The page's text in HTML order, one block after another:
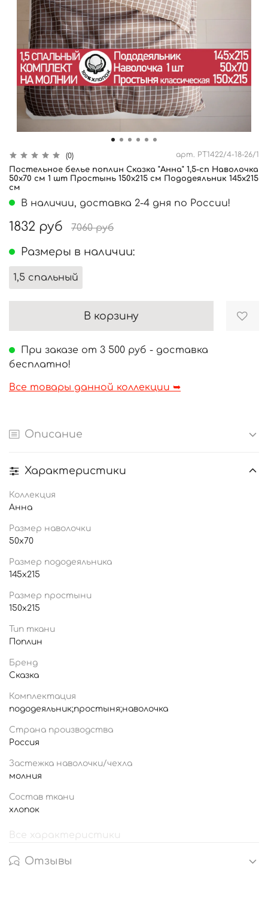
(0) арт. PT1422/4-18-26/1
Постельное белье поплин Сказка "Анна" 1,5-сп Наволочка
50х70 см 1 шт Простынь 150x215 см Пододеяльник 145x215
см
В наличии, доставка 2-4 дня по России!
1832 руб 7060 руб
Размеры в наличии:
1,5 спальный
В корзину
При заказе от 3 500 руб - доставка
бесплатно!
Все товары данной коллекции ➥
Описание
Характеристики
Коллекция
Анна
Размер наволочки
50x70
Размер пододеяльника
145x215
Размер простыни
150x215
Тип ткани
Поплин
Бренд
Сказка
Комплектация
пододеяльник;простыня;наволочка
Страна производства
Россия
Застежка наволочки/чехла
молния
Состав ткани
хлопок
Все характеристики
Отзывы